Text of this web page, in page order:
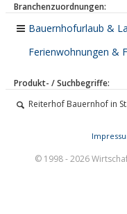
Branchenzuordnungen:
Bauernhofurlaub &
Ferienwohnungen &
Produkt- / Suchbegriffe:
Reiterhof Bauernhof in
© 1998 - 2026